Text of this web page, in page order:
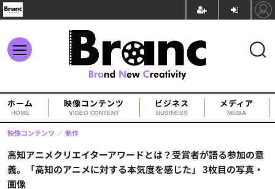
ホーム
HOME
映像コンテンツ
VIDEO CONTENT
ビジネス
BUSINESS
メディア
MEDIA
高知アニメクリエイターアワードとは？受賞者が語る参加の意
義。「高知のアニメに対する本気度を感じた」 3枚目の写真・
画像
映像コンテンツ 制作